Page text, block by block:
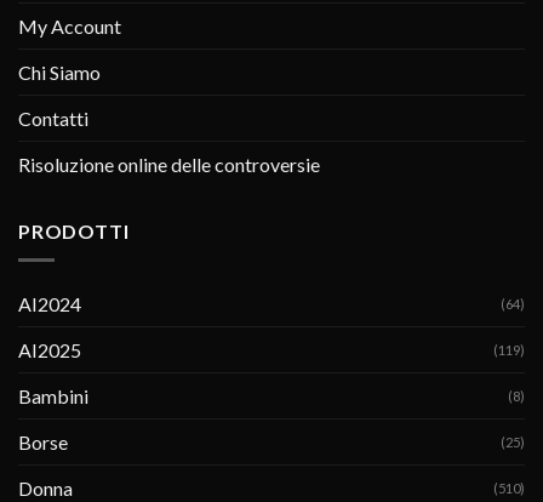
My Account
Chi Siamo
Contatti
Risoluzione online delle controversie
PRODOTTI
AI2024 (64)
AI2025 (119)
Bambini (8)
Borse (25)
Donna (510)